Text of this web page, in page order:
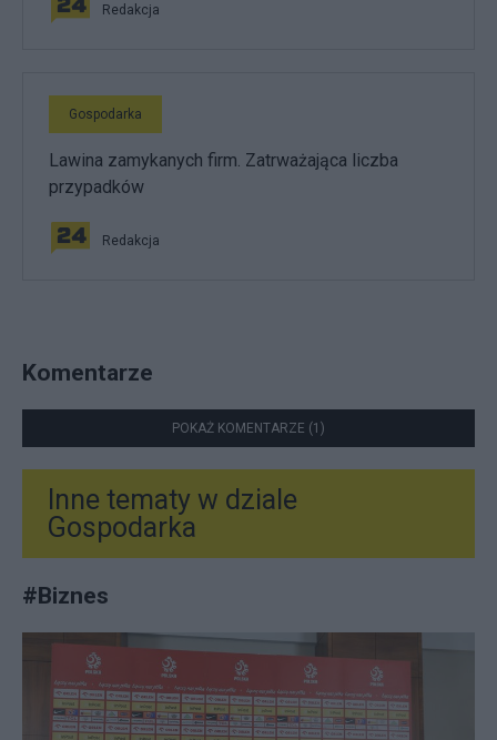
Redakcja
Gospodarka
Lawina zamykanych firm. Zatrważająca liczba
przypadków
Redakcja
Komentarze
POKAŻ KOMENTARZE (1)
Inne tematy w dziale
Gospodarka
#Biznes